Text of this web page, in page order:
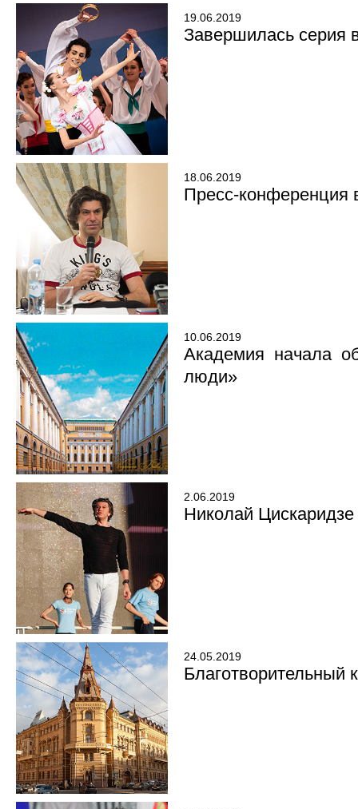
19.06.2019
Завершилась серия
18.06.2019
Пресс-конференция
10.06.2019
Академия начала
люди»
2.06.2019
Николай
24.05.2019
Благотворительный